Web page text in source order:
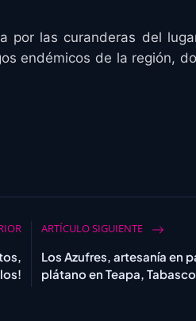
por las curanderas del
endémicos de la región,
ARTÍCULO SIGUIENTE
Los Azufres, artesanía en
plátano en Teapa,